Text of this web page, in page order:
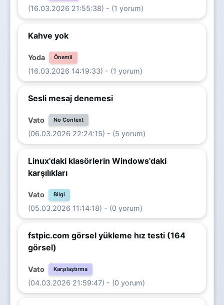
(16.03.2026 21:55:38) - (1 yorum)
Kahve yok
Yoda Önemli
(16.03.2026 14:19:33) - (1 yorum)
Sesli mesaj denemesi
Vato No Context
(06.03.2026 22:24:15) - (5 yorum)
Linux'daki klasörlerin Windows'daki
karşılıkları
Vato Bilgi
(05.03.2026 11:14:18) - (0 yorum)
fstpic.com görsel yükleme hız testi (164
görsel)
Vato Karşılaştırma
(04.03.2026 21:59:47) - (0 yorum)